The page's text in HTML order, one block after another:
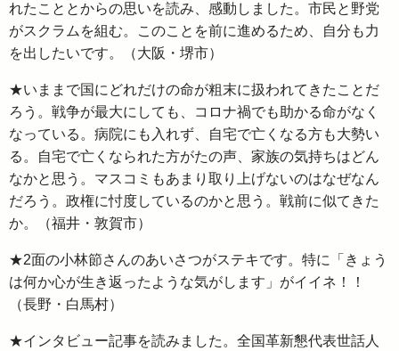
れたこととからの思いを読み、感動しました。市民と野党
がスクラムを組む。このことを前に進めるため、自分も力
を出したいです。（大阪・堺市）
★いままで国にどれだけの命が粗末に扱われてきたことだ
ろう。戦争が最大にしても、コロナ禍でも助かる命がなく
なっている。病院にも入れず、自宅で亡くなる方も大勢い
る。自宅で亡くなられた方がたの声、家族の気持ちはどん
なかと思う。マスコミもあまり取り上げないのはなぜなん
だろう。政権に忖度しているのかと思う。戦前に似てきた
か。（福井・敦賀市）
★2面の小林節さんのあいさつがステキです。特に「きょう
は何か心が生き返ったような気がします」がイイネ！！
（長野・白馬村）
★インタビュー記事を読みました。全国革新懇代表世話人